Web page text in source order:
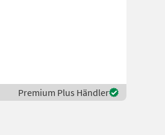
Premium Plus Händler